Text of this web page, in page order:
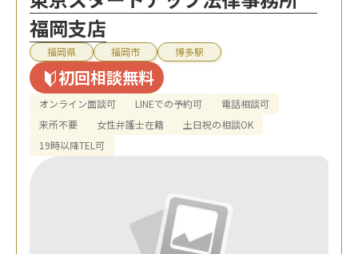
福岡支店
福岡県 福岡市 博多駅
初回相談無料
オンライン面談可 LINEでの予約可
電話相談可
来所不要
女性弁護士在籍
土日祝の相談OK
19時以降TEL可